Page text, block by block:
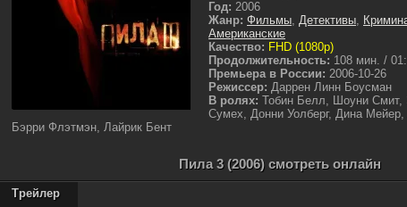
Год: 2006
Жанр: Фильмы, Детективы,
Американские
Качество: FHD (1080p)
Продолжительность: 108 мин. /
Премьера в России: 2006-10-26
Режиссер: Даррен Линн Боусман
В ролях: Тобин Белл, Шоуни Смит,
Сумех, Донни Уолберг, Дина
Бэрри Флэтмэн, Лайрик Бент
Пила 3 (2006) смотреть онлайн
Трейлер